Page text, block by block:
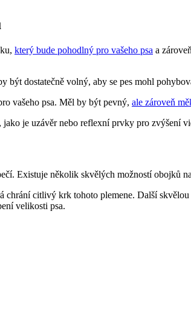
který bude pohodlný pro vašeho psa a
být dostatečně volný, aby se pes mohl
vašeho psa. Měl by být pevný, ale zároveň
je uzávěr nebo reflexní prvky pro zvýšení
Existuje několik skvělých možností obojků
citlivý krk tohoto plemene. Další
velikosti psa.